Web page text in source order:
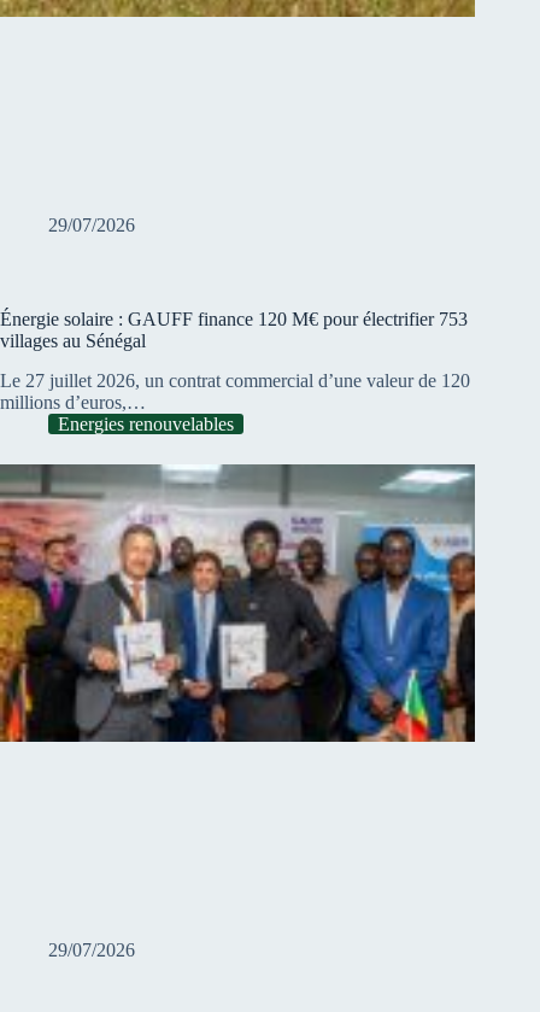
29/07/2026
Énergie solaire : GAUFF finance 120 M€ pour électrifier 753
villages au Sénégal
Le 27 juillet 2026, un contrat commercial d’une valeur de 120
millions d’euros,…
Energies renouvelables
29/07/2026